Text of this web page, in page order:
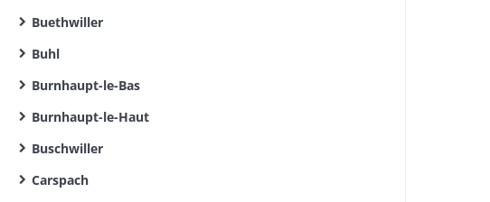
Buethwiller
Buhl
Burnhaupt-le-Bas
Burnhaupt-le-Haut
Buschwiller
Carspach